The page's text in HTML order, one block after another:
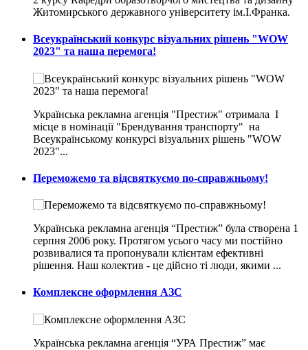
Житомирського державного університету ім.І.Франка.
Всеукраїнський конкурс візуальних рішень "WOW
2023" та наша перемога!
Українська рекламна агенція "Престиж" отримала I
місце в номінації "Брендування транспорту" на
Всеукраїнському конкурсі візуальних рішень "WOW
2023"...
Переможемо та відсвяткуємо по-справжньому!
Українська рекламна агенція “Престиж” була створена 1
серпня 2006 року. Протягом усього часу ми постійно
розвивалися та пропонували клієнтам ефективні
рішення. Наш колектив - це дійсно ті люди, якими ...
Комплексне оформлення АЗС
Українська рекламна агенція “УРА Престиж” має